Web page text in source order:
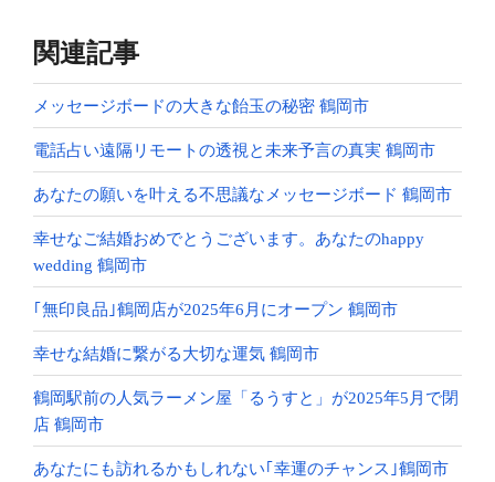
ン
関連記事
メッセージボードの大きな飴玉の秘密 鶴岡市
電話占い遠隔リモートの透視と未来予言の真実 鶴岡市
あなたの願いを叶える不思議なメッセージボード 鶴岡市
幸せなご結婚おめでとうございます。あなたのhappy
wedding 鶴岡市
｢無印良品｣鶴岡店が2025年6月にオープン 鶴岡市
幸せな結婚に繋がる大切な運気 鶴岡市
鶴岡駅前の人気ラーメン屋「るうすと」が2025年5月で閉
店 鶴岡市
あなたにも訪れるかもしれない｢幸運のチャンス｣鶴岡市